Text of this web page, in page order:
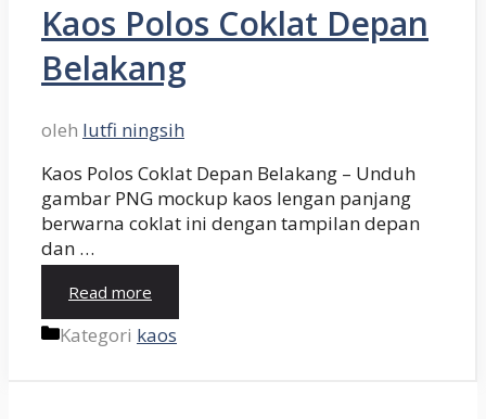
Kaos Polos Coklat Depan
Belakang
oleh lutfi ningsih
Kaos Polos Coklat Depan Belakang – Unduh
gambar PNG mockup kaos lengan panjang
berwarna coklat ini dengan tampilan depan
dan …
Read more
Kategori kaos